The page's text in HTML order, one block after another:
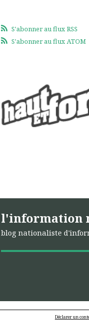
S'abonner au flux RSS
S'abonner au flux ATOM
l'information
blog nationaliste
Déclarer un